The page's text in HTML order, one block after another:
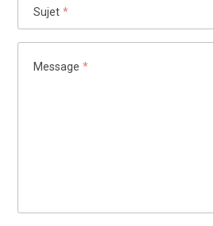
Sujet *
Message *